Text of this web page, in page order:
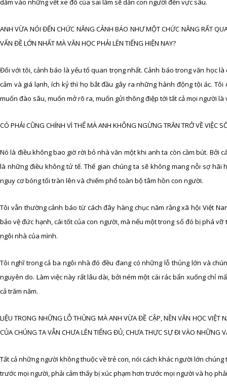
dẫm vào những vết xe đổ của sai lầm sẽ dẫn con người đến vực sâu.
ANH VỪA NÓI ĐẾN CHỨC NĂNG CẢNH BÁO NHƯ MỘT CHỨC NĂNG RẤT
VẤN ĐỀ LỚN NHẤT MÀ VĂN HỌC PHẢI LÊN TIẾNG HIỆN NAY?
Đối với tôi, cảnh báo là yếu tố quan trọng nhất. Cảnh báo trong văn học
cảm và giá lạnh, ích kỷ thì họ bắt đầu gây ra những hành động tội ác.
muốn đào sâu, muốn mở rõ ra, muốn gửi thông điệp tới tất cả mọi người là
CÓ PHẢI CŨNG CHÍNH VÌ THẾ MÀ ANH KHÔNG NGỪNG TRĂN TRỞ VỀ VIỆC
Nó là điều không bao giờ rời bỏ nhà văn một khi anh ta còn cầm bút. Bởi
là những điều không tử tế. Thế gian chúng ta sẽ không mang nỗi sợ
nguy cơ bóng tối tràn lên và chiếm phổ toàn bộ tâm hồn con người.
Tôi vẫn thường cảnh báo từ cách đây hàng chục năm rằng xã hội Việt
bảo vệ đức hạnh, cái tốt của con người, mà nếu một trong số đó bị phá
ngôi nhà của mình.
Tôi nghĩ trong cả ba ngôi nhà đó đều đang có những lỗ thủng lớn và
nguyên do. Làm việc này rất lâu dài, bởi ném một cái rác bẩn xuống chỉ
cả trăm năm.
LIỆU TRONG NHỮNG LỖ THỦNG MÀ ANH VỪA ĐỀ CẬP, NỀN VĂN HỌC
CỦA CHÚNG TA VẪN CHƯA LÊN TIẾNG ĐỦ, CHƯA THỰC SỰ ĐI VÀO NHỮNG
Tất cả những người không thuộc về trẻ con, nói cách khác người lớn
trước mọi người, phải cảm thấy bị xúc phạm hơn trước mọi người và họ